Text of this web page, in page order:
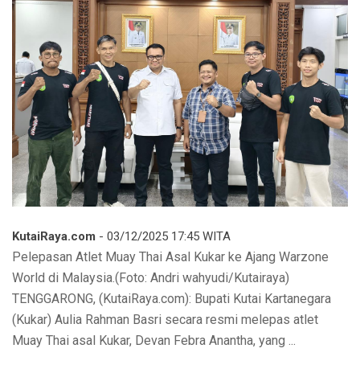
KutaiRaya.com - 03/12/2025 17:45 WITA
Pelepasan Atlet Muay Thai Asal Kukar ke Ajang Warzone
World di Malaysia.(Foto: Andri wahyudi/Kutairaya)
TENGGARONG, (KutaiRaya.com): Bupati Kutai Kartanegara
(Kukar) Aulia Rahman Basri secara resmi melepas atlet
Muay Thai asal Kukar, Devan Febra Anantha, yang ...